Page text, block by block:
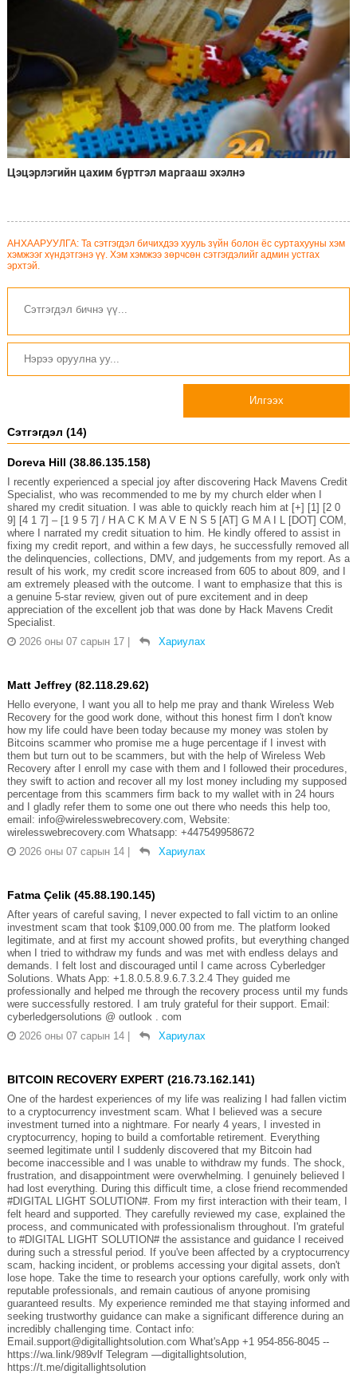
Цэцэрлэгийн цахим бүртгэл маргааш эхэлнэ
АНХААРУУЛГА: Та сэтгэгдэл бичихдээ хууль зүйн болон ёс суртахууны хэм
хэмжээг хүндэтгэнэ үү. Хэм хэмжээ зөрчсөн сэтгэгдэлийг админ устгах
эрхтэй.
Илгээх
Сэтгэгдэл (14)
Doreva Hill (38.86.135.158)
I recently experienced a special joy after discovering Hack Mavens Credit
Specialist, who was recommended to me by my church elder when I
shared my credit situation. I was able to quickly reach him at [+] [1] [2 0
9] [4 1 7] – [1 9 5 7] / H A C K M A V E N S 5 [AT] G M A I L [DOT] COM,
where I narrated my credit situation to him. He kindly offered to assist in
fixing my credit report, and within a few days, he successfully removed all
the delinquencies, collections, DMV, and judgements from my report. As a
result of his work, my credit score increased from 605 to about 809, and I
am extremely pleased with the outcome. I want to emphasize that this is
a genuine 5-star review, given out of pure excitement and in deep
appreciation of the excellent job that was done by Hack Mavens Credit
Specialist.
2026 оны 07 сарын 17 | Хариулах
Matt Jeffrey (82.118.29.62)
Hello everyone, I want you all to help me pray and thank Wireless Web
Recovery for the good work done, without this honest firm I don't know
how my life could have been today because my money was stolen by
Bitcoins scammer who promise me a huge percentage if I invest with
them but turn out to be scammers, but with the help of Wireless Web
Recovery after I enroll my case with them and I followed their procedures,
they swift to action and recover all my lost money including my supposed
percentage from this scammers firm back to my wallet with in 24 hours
and I gladly refer them to some one out there who needs this help too,
email: info@wirelesswebrecovery.com, Website:
wirelesswebrecovery.com Whatsapp: +447549958672
2026 оны 07 сарын 14 | Хариулах
Fatma Çelik (45.88.190.145)
After years of careful saving, I never expected to fall victim to an online
investment scam that took $109,000.00 from me. The platform looked
legitimate, and at first my account showed profits, but everything changed
when I tried to withdraw my funds and was met with endless delays and
demands. I felt lost and discouraged until I came across Cyberledger
Solutions. Whats App: +1.8.0.5.8.9.6.7.3.2.4 They guided me
professionally and helped me through the recovery process until my funds
were successfully restored. I am truly grateful for their support. Email:
cyberledgersolutions @ outlook . com
2026 оны 07 сарын 14 | Хариулах
BITCOIN RECOVERY EXPERT (216.73.162.141)
One of the hardest experiences of my life was realizing I had fallen victim
to a cryptocurrency investment scam. What I believed was a secure
investment turned into a nightmare. For nearly 4 years, I invested in
cryptocurrency, hoping to build a comfortable retirement. Everything
seemed legitimate until I suddenly discovered that my Bitcoin had
become inaccessible and I was unable to withdraw my funds. The shock,
frustration, and disappointment were overwhelming. I genuinely believed I
had lost everything. During this difficult time, a close friend recommended
#DIGITAL LIGHT SOLUTION#. From my first interaction with their team, I
felt heard and supported. They carefully reviewed my case, explained the
process, and communicated with professionalism throughout. I'm grateful
to #DIGITAL LIGHT SOLUTION# the assistance and guidance I received
during such a stressful period. If you've been affected by a cryptocurrency
scam, hacking incident, or problems accessing your digital assets, don't
lose hope. Take the time to research your options carefully, work only with
reputable professionals, and remain cautious of anyone promising
guaranteed results. My experience reminded me that staying informed and
seeking trustworthy guidance can make a significant difference during an
incredibly challenging time. Contact info:
Email.support@digitallightsolution.com What'sApp +1 954-856-8045 --
https://wa.link/989vlf Telegram —digitallightsolution,
https://t.me/digitallightsolution